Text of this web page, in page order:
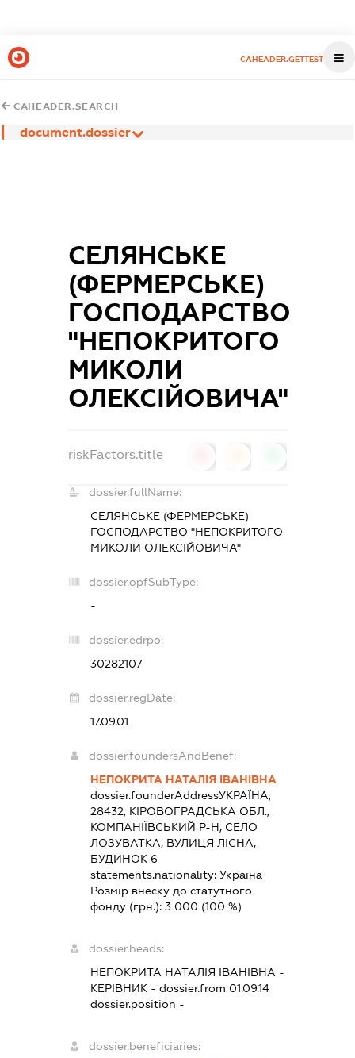
CAHEADER.GETTEST
CAHEADER.SEARCH
document.dossier
СЕЛЯНСЬКЕ
(ФЕРМЕРСЬКЕ)
ГОСПОДАРСТВО
"НЕПОКРИТОГО
МИКОЛИ
ОЛЕКСІЙОВИЧА"
riskFactors.title
dossier.fullName:
СЕЛЯНСЬКЕ (ФЕРМЕРСЬКЕ)
ГОСПОДАРСТВО "НЕПОКРИТОГО
МИКОЛИ ОЛЕКСІЙОВИЧА"
dossier.opfSubType:
-
dossier.edrpo:
30282107
dossier.regDate:
17.09.01
dossier.foundersAndBenef:
НЕПОКРИТА НАТАЛІЯ ІВАНІВНА
dossier.founderAddressУКРАЇНА,
28432, КІРОВОГРАДСЬКА ОБЛ.,
КОМПАНІЇВСЬКИЙ Р-Н, СЕЛО
ЛОЗУВАТКА, ВУЛИЦЯ ЛІСНА,
БУДИНОК 6
statements.nationality:Україна
Розмір внеску до статутного
фонду (грн.):3 000 (100 %)
dossier.heads:
НЕПОКРИТА НАТАЛІЯ ІВАНІВНА -
КЕРІВНИК - dossier.from 01.09.14
dossier.position -
dossier.beneficiaries: